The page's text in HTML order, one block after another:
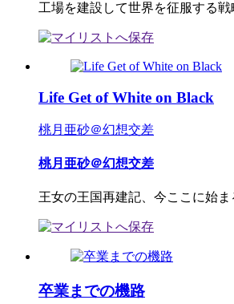
工場を建設して世界を征服する戦
Life Get of White on Black
桃月亜砂＠幻想交差
桃月亜砂＠幻想交差
王女の王国再建記、今ここに始ま
卒業までの機路